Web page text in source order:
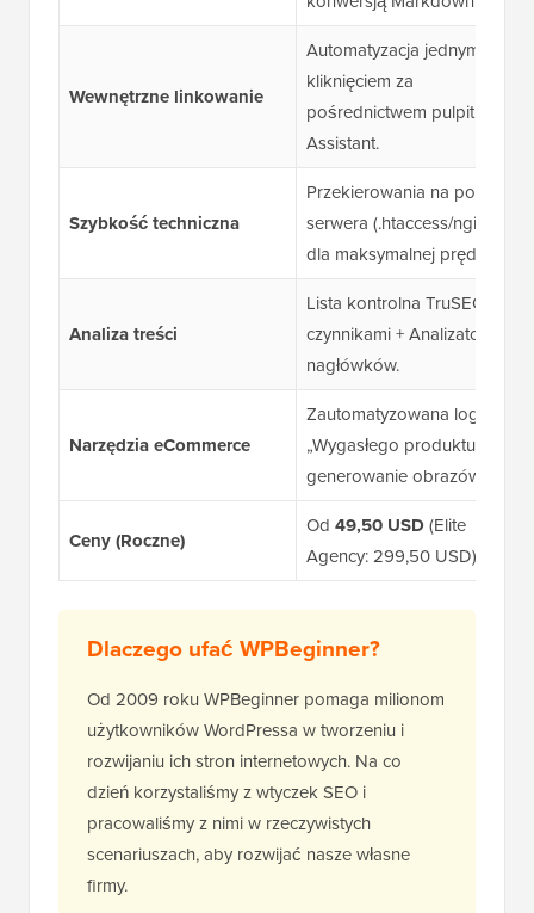
Wewnętrzne linkowanie
Automatyzacja jednym
kliknięciem za
pośrednictwem pulpitu Link
Assistant.
Szybkość techniczna
Przekierowania na poziomie
serwera (.htaccess/nginx)
dla maksymalnej prędkości.
Analiza treści
Lista kontrolna TruSEO z 70
czynnikami + Analizator
nagłówków.
Narzędzia eCommerce
Zautomatyzowana logika
„Wygasłego produktu” i
generowanie obrazów AI.
Ceny (Roczne)
Od 49,50 USD(Elite
Agency: 299,50 USD).
Dlaczego ufać WPBeginner?
Od 2009 roku WPBeginner pomaga milionom
użytkowników WordPressa w tworzeniu i
rozwijaniu ich stron internetowych. Na co
dzień korzystaliśmy z wtyczek SEO i
pracowaliśmy z nimi w rzeczywistych
scenariuszach, aby rozwijać nasze własne
firmy.